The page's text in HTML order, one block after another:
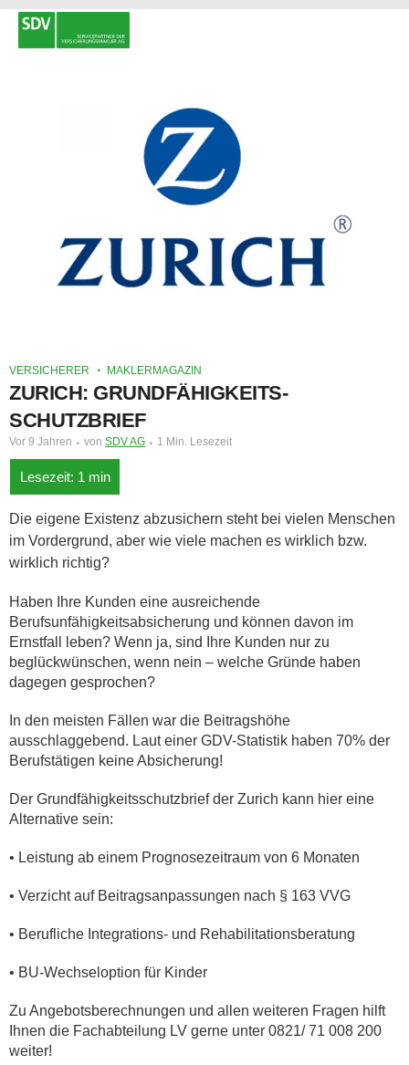
VERSICHERER MAKLERMAGAZIN
ZURICH: GRUNDFÄHIGKEITS-
SCHUTZBRIEF
Vor 9 Jahren von SDV AG 1 Min. Lesezeit
Die eigene Existenz abzusichern steht bei vielen Menschen
im Vordergrund, aber wie viele machen es wirklich bzw.
wirklich richtig?
Haben Ihre Kunden eine ausreichende
Berufsunfähigkeitsabsicherung und können davon im
Ernstfall leben? Wenn ja, sind Ihre Kunden nur zu
beglückwünschen, wenn nein – welche Gründe haben
dagegen gesprochen?
In den meisten Fällen war die Beitragshöhe
ausschlaggebend. Laut einer GDV-Statistik haben 70% der
Berufstätigen keine Absicherung!
Der Grundfähigkeitsschutzbrief der Zurich kann hier eine
Alternative sein:
• Leistung ab einem Prognosezeitraum von 6 Monaten
• Verzicht auf Beitragsanpassungen nach § 163 VVG
• Berufliche Integrations- und Rehabilitationsberatung
• BU-Wechseloption für Kinder
Zu Angebotsberechnungen und allen weiteren Fragen hilft
Ihnen die Fachabteilung LV gerne unter 0821/ 71 008 200
weiter!